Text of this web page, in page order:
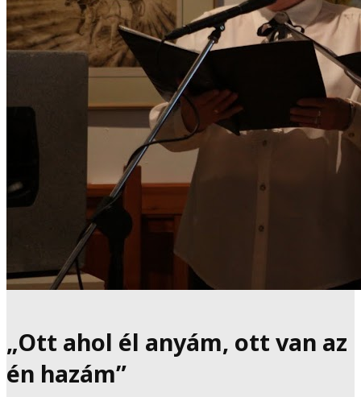
„Ott ahol él anyám, ott van az
én hazám”